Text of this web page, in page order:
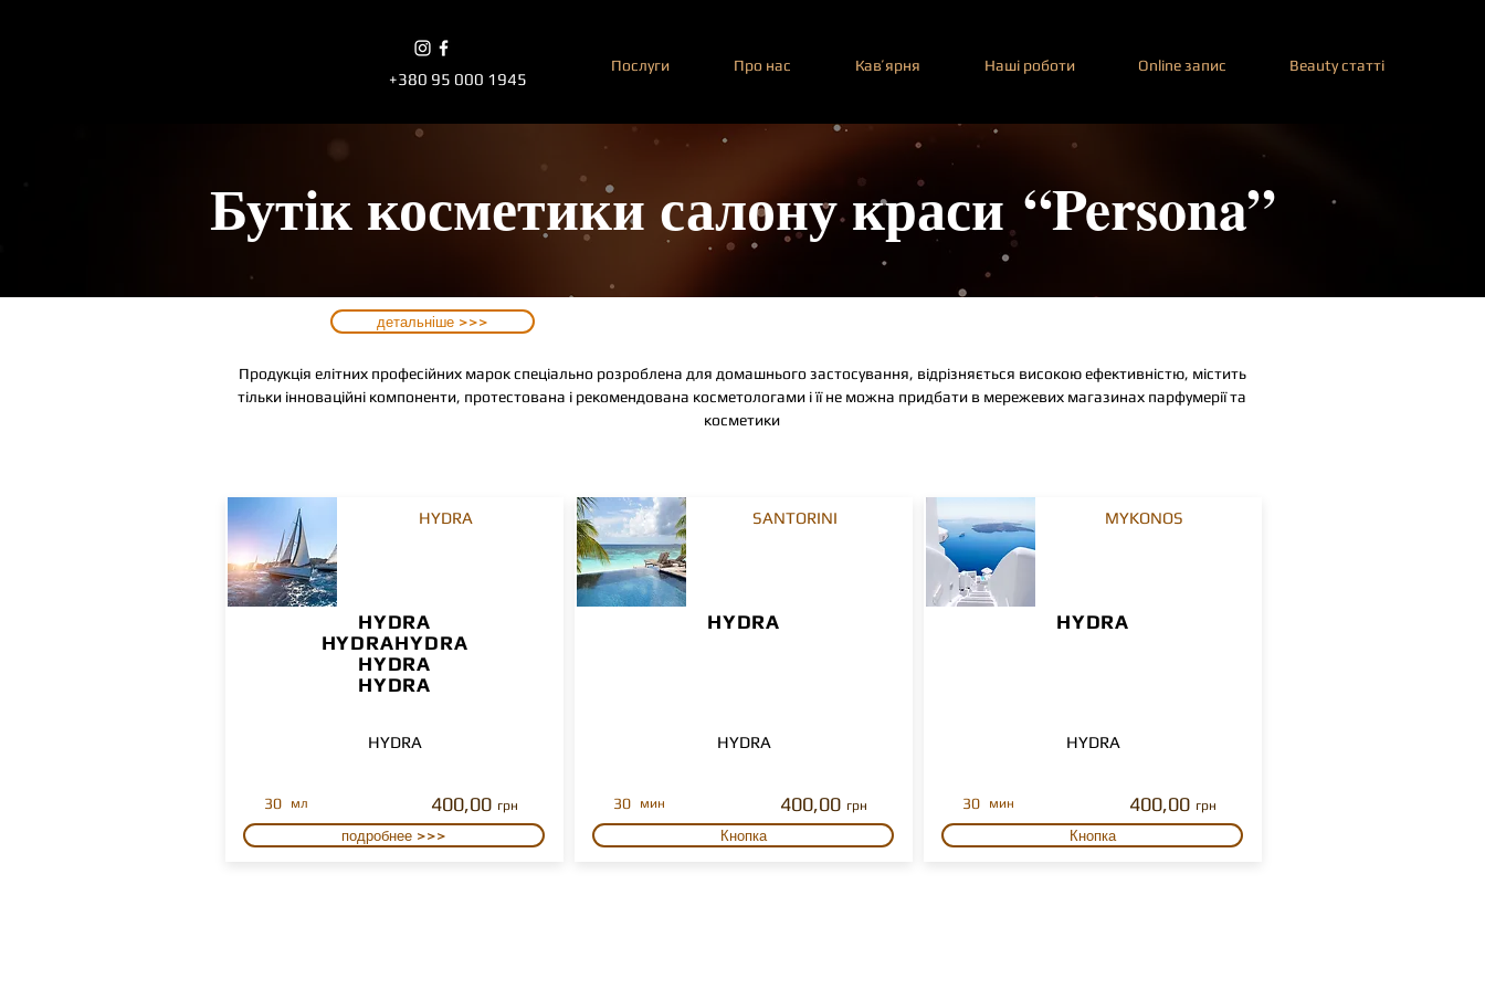
+380 95 000 1945
Послуги Про нас Кавʼярня Наші роботи Online запис Beauty статті
Бутік косметики салону краси “Persona”
Продукція елітних професійних марок спеціально розроблена для домашнього застосування, відрізняється високою ефективністю, містить
тільки інноваційні компоненти, протестована і рекомендована косметологами і її не можна придбати в мережевих магазинах парфумерії та
косметики
детальніше >>>
HYDRA
HYDRA
HYDRAHYDRA
HYDRA
HYDRA
HYDRA
30 мл 400,00 грн
подробнее >>>
SANTORINI
HYDRA
HYDRA
30 мин 400,00 грн
Кнопка
MYKONOS
HYDRA
HYDRA
30 мин 400,00 грн
Кнопка